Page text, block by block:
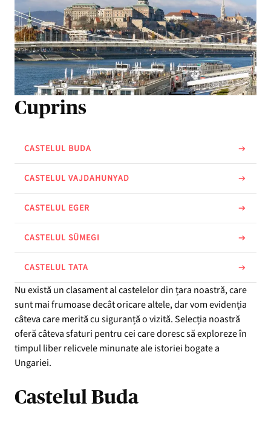
Cuprins
CASTELUL BUDA
CASTELUL VAJDAHUNYAD
CASTELUL EGER
CASTELUL SÜMEGI
CASTELUL TATA
Nu există un clasament al castelelor din țara noastră, care
sunt mai frumoase decât oricare altele, dar vom evidenția
câteva care merită cu siguranță o vizită. Selecția noastră
oferă câteva sfaturi pentru cei care doresc să exploreze în
timpul liber relicvele minunate ale istoriei bogate a
Ungariei.
Castelul Buda